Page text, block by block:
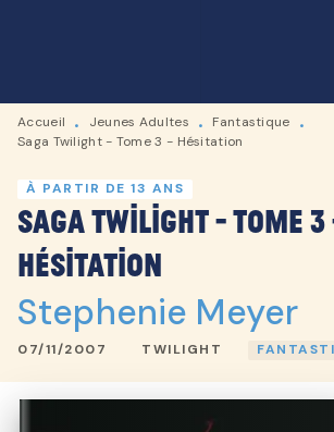
Accueil • Jeunes Adultes • Fantastique
•
Saga Twilight - Tome 3 - Hésitation
À PARTIR DE 13 ANS
Saga Twilight - Tome 3
Hésitation
Stephenie Meyer
07/11/2007 TWILIGHT